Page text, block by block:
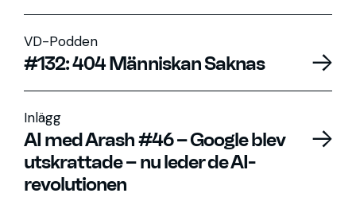
VD-Podden
#132: 404 Människan Saknas
Inlägg
AI med Arash #46 – Google blev
utskrattade – nu leder de AI-
revolutionen